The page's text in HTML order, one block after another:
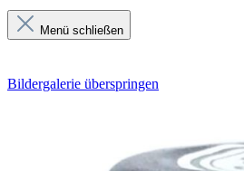
Menü schließen
Bildergalerie überspringen